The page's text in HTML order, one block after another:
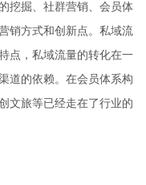
挖掘、社群营销、会员体
销方式和创新点。私域流
点，私域流量的转化在一
道的依赖。在会员体系构
文旅等已经走在了行业的